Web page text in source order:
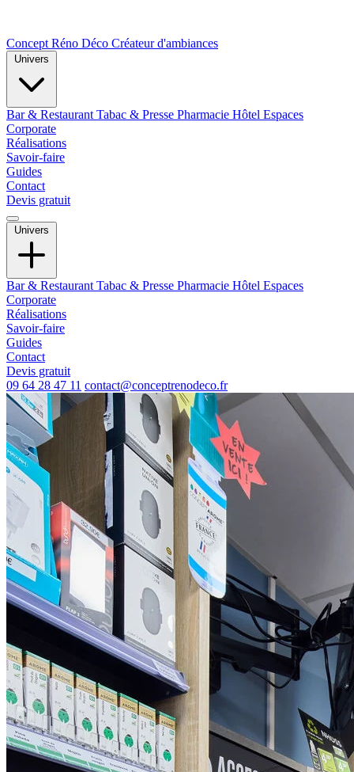
Concept Réno Déco Créateur d'ambiances
Bar & Restaurant Tabac & Presse Pharmacie Hôtel Espaces
Corporate
Réalisations
Savoir-faire
Guides
Contact
Devis gratuit
Univers
Bar & Restaurant Tabac & Presse Pharmacie Hôtel Espaces
Corporate
Réalisations
Savoir-faire
Guides
Contact
Devis gratuit
09 64 28 47 11 contact@conceptrenodeco.fr